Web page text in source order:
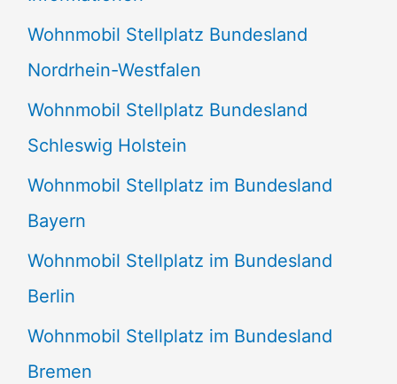
n
n
a
c
h
:
Wohnmobil Stellplatz Bundesland
Nordrhein-Westfalen
Wohnmobil Stellplatz Bundesland
Schleswig Holstein
Wohnmobil Stellplatz im Bundesland
Bayern
Wohnmobil Stellplatz im Bundesland
Berlin
Wohnmobil Stellplatz im Bundesland
Bremen